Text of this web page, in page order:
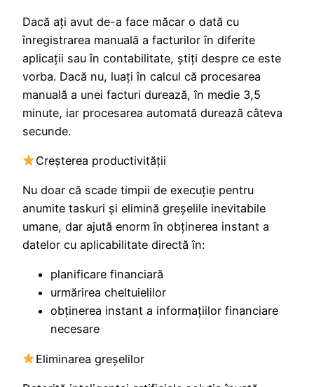
Dacă aţi avut de-a face măcar o dată cu
înregistrarea manuală a facturilor în diferite
aplicaţii sau în contabilitate, știți despre ce este
vorba. Dacă nu, luaţi în calcul că procesarea
manuală a unei facturi durează, în medie 3,5
minute, iar procesarea automată durează câteva
secunde.
Creşterea productivităţii
Nu doar că scade timpii de execuţie pentru
anumite taskuri şi elimină greşelile inevitabile
umane, dar ajută enorm în obţinerea instant a
datelor cu aplicabilitate directă în:
planificare financiară
urmărirea cheltuielilor
obţinerea instant a informaţiilor financiare
necesare
Eliminarea greşelilor